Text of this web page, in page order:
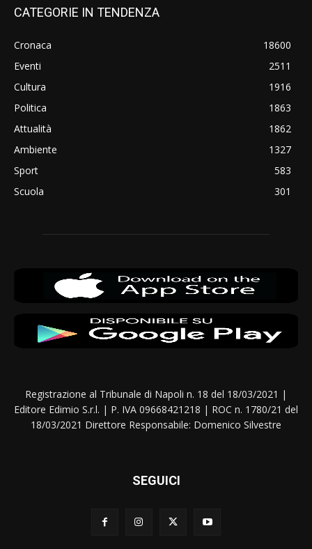
CATEGORIE IN TENDENZA
Cronaca
18600
Eventi
2511
Cultura
1916
Politica
1863
Attualità
1862
Ambiente
1327
Sport
583
Scuola
301
Registrazione al Tribunale di Napoli n. 18 del 18/03/2021 |
Editore Edimio S.r.l. | P. IVA 09668421218 | ROC n. 1780/21 del
18/03/2021 Direttore Responsabile: Domenico Silvestre
SEGUICI